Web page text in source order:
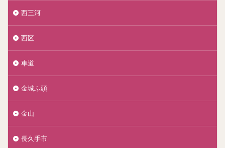
西三河
西区
車道
金城ふ頭
金山
長久手市